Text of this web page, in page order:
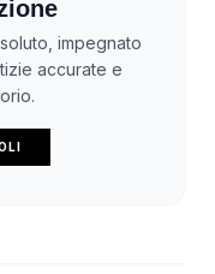
impegnato
accurate e